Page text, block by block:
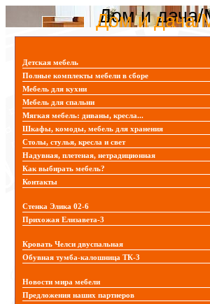
Дом и дача/
Дом и дача/
Детская мебель
Полные комплекты мебели в сборе
Мебель для кухни
Мебель для спальни
Мягкая мебель: диваны, кресла...
Шкафы, комоды, мебель для хранения
Столы, стулья, кресла и свет
Надувная, плетеная, нетрадиционная
Как выбирать мебель?
Контакты
Стенка Элика 02-6
Прихожая Елизавета-3
Кровать Челси двуспальная
Обувная тумба-калошница ТК-3
Новости мира мебели
Предложения наших партнеров